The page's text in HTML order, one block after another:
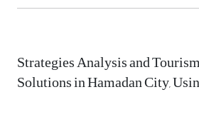
Strategies Analysis and
Solutions in Hamadan City,